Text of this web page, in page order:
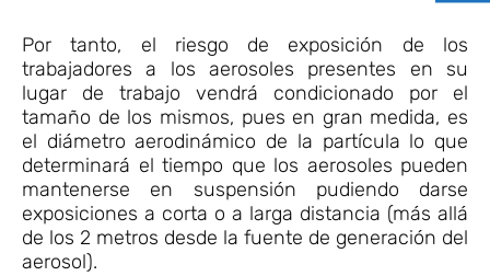
Por tanto, el riesgo de exposición de los
trabajadores a los aerosoles presentes en su
lugar de trabajo vendrá condicionado por el
tamaño de los mismos, pues en gran medida, es
el diámetro aerodinámico de la partícula lo que
determinará el tiempo que los aerosoles pueden
mantenerse en suspensión pudiendo darse
exposiciones a corta o a larga distancia (más allá
de los 2 metros desde la fuente de generación del
aerosol).